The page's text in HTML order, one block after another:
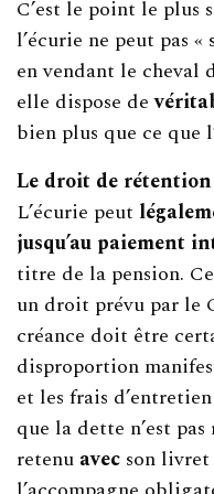
C’est le point le plus
l’écurie ne peut pas
en vendant le cheval
elle dispose de
bien plus que ce que
Le droit de
L’écurie peut
jusqu’au paiement
titre de la pension. Ce
un droit prévu par le
créance doit être
disproportion
et les frais
que la dette n’est
retenu avec son